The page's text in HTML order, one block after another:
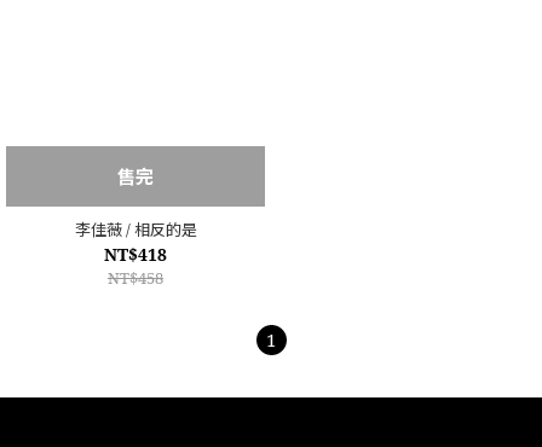
售完
李佳薇 / 相反的是
NT$418
NT$458
1